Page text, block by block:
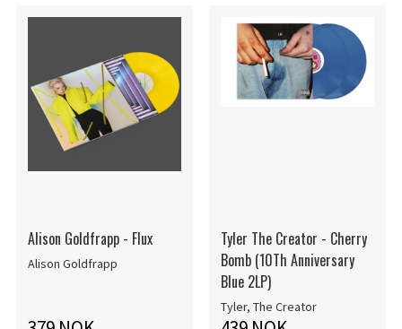
Alison Goldfrapp - Flux
Alison Goldfrapp
Tyler The Creator - Cherry
Bomb (10Th Anniversary
Blue 2LP)
Tyler, The Creator